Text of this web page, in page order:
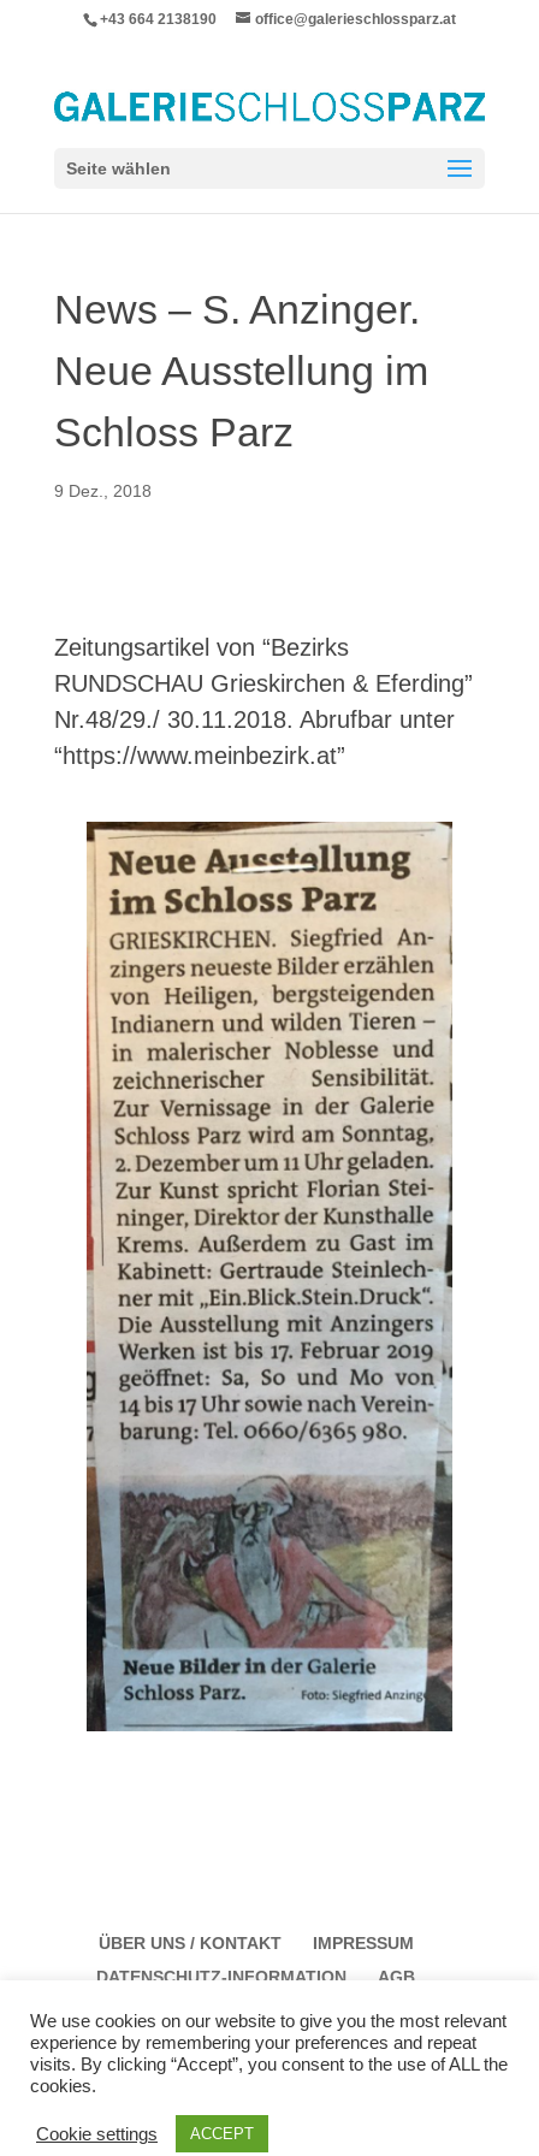
+43 664 2138190 office@galerieschlossparz.at
Seite wählen
News – S. Anzinger.
Neue Ausstellung im
Schloss Parz
9 Dez., 2018
Zeitungsartikel von “Bezirks
RUNDSCHAU Grieskirchen & Eferding”
Nr.48/29./ 30.11.2018. Abrufbar unter
“https://www.meinbezirk.at”
ÜBER UNS / KONTAKT
IMPRESSUM
DATENSCHUTZ-INFORMATION
AGB
Öffungszeiten: Sonntag: 14:00 bis 17:00 Montag:
We use cookies on our website to give you the most relevant
experience by remembering your preferences and repeat
visits. By clicking “Accept”, you consent to the use of ALL the
cookies.
Cookie settings ACCEPT